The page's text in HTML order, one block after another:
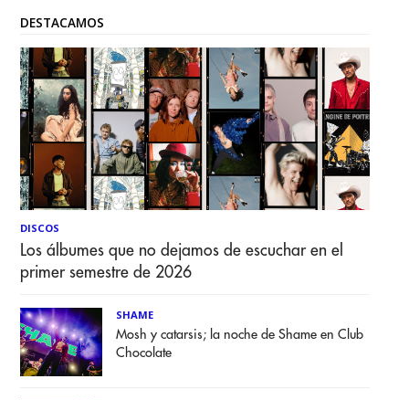
DESTACAMOS
DISCOS
Los álbumes que no dejamos de escuchar en el
primer semestre de 2026
SHAME
Mosh y catarsis; la noche de Shame en Club
Chocolate